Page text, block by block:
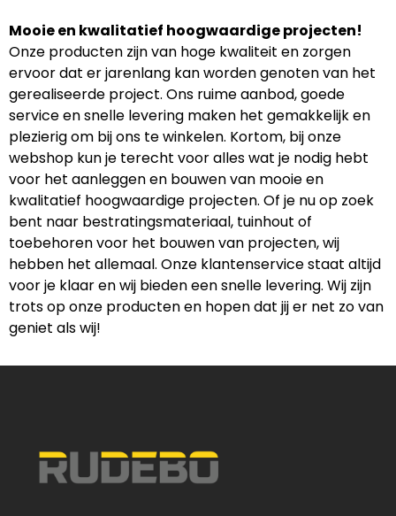
Mooie en kwalitatief hoogwaardige projecten!
Onze producten zijn van hoge kwaliteit en zorgen
ervoor dat er jarenlang kan worden genoten van het
gerealiseerde project. Ons ruime aanbod, goede
service en snelle levering maken het gemakkelijk en
plezierig om bij ons te winkelen. Kortom, bij onze
webshop kun je terecht voor alles wat je nodig hebt
voor het aanleggen en bouwen van mooie en
kwalitatief hoogwaardige projecten. Of je nu op zoek
bent naar bestratingsmateriaal, tuinhout of
toebehoren voor het bouwen van projecten, wij
hebben het allemaal. Onze klantenservice staat altijd
voor je klaar en wij bieden een snelle levering. Wij zijn
trots op onze producten en hopen dat jij er net zo van
geniet als wij!